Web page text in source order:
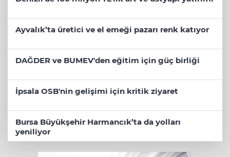
Ayvalık’ta üretici ve el emeği pazarı renk katıyor
DAĞDER ve BUMEV'den eğitim için güç birliği
İpsala OSB'nin gelişimi için kritik ziyaret
Bursa Büyükşehir Harmancık’ta da yolları
yeniliyor